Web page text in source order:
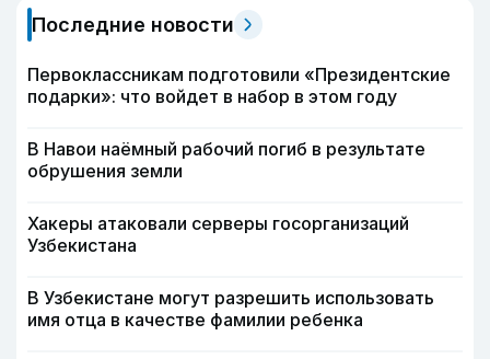
Последние новости
Первоклассникам подготовили «Президентские
подарки»: что войдет в набор в этом году
В Навои наёмный рабочий погиб в результате
обрушения земли
Хакеры атаковали серверы госорганизаций
Узбекистана
В Узбекистане могут разрешить использовать
имя отца в качестве фамилии ребенка